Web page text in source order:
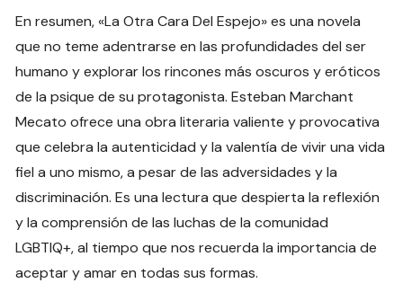
En resumen, «La Otra Cara Del Espejo» es una novela
que no teme adentrarse en las profundidades del ser
humano y explorar los rincones más oscuros y eróticos
de la psique de su protagonista. Esteban Marchant
Mecato ofrece una obra literaria valiente y provocativa
que celebra la autenticidad y la valentía de vivir una vida
fiel a uno mismo, a pesar de las adversidades y la
discriminación. Es una lectura que despierta la reflexión
y la comprensión de las luchas de la comunidad
LGBTIQ+, al tiempo que nos recuerda la importancia de
aceptar y amar en todas sus formas.